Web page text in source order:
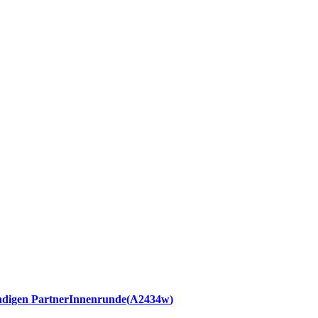
PartnerInnenrunde A2434w